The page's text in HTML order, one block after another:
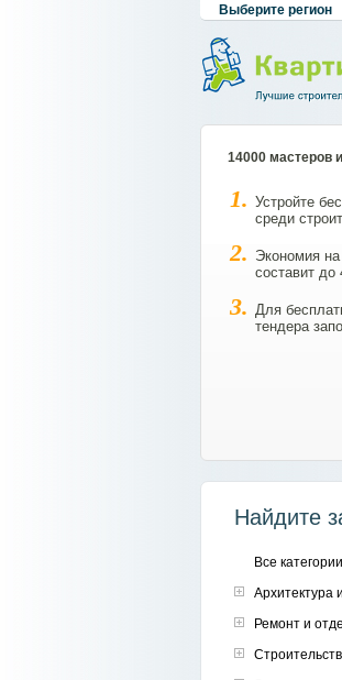
Выберите регион
14000 мастеров
Устройте
среди
Экономия на
составит до
Для
тендера
Найдите
Все категории
Архитектура
Ремонт и